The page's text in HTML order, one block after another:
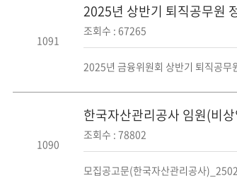
1091
2025년 상반기 퇴직공무원
조회수 : 67265
2025년 금융위원회 상반기 퇴직공
1090
한국자산관리공사 임원(비
조회수 : 78802
모집공고문(한국자산관리공사